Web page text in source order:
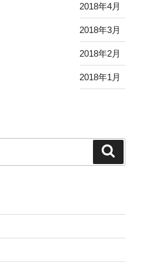
2018年4月
2018年3月
2018年2月
2018年1月